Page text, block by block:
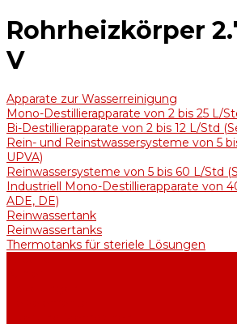
Rohrheizkörper
V
Apparate zur Wasserreinigung
Mono-Destillierapparate von 2 bis 25 L/
Bi-Destillierapparate von 2 bis 12 L/Std
Rein- und Reinstwassersysteme von 5
UPVA)
Reinwassersysteme von 5 bis 60 L/Std
Industriell Mono-Destillierapparate von
ADE, DE)
Reinwassertank
Reinwassertanks
Thermotanks für steriele Lösungen